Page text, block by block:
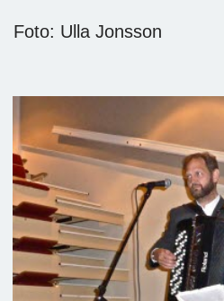
Foto: Ulla Jonsson